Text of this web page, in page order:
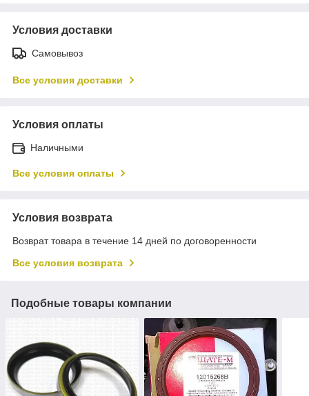
Условия доставки
Самовывоз
Все условия доставки
Условия оплаты
Наличными
Все условия оплаты
Условия возврата
Возврат товара в течение 14 дней по договоренности
Все условия возврата
Подобные товары компании